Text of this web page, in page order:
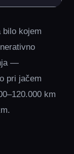
bilo kojem
—
pri jačem
km